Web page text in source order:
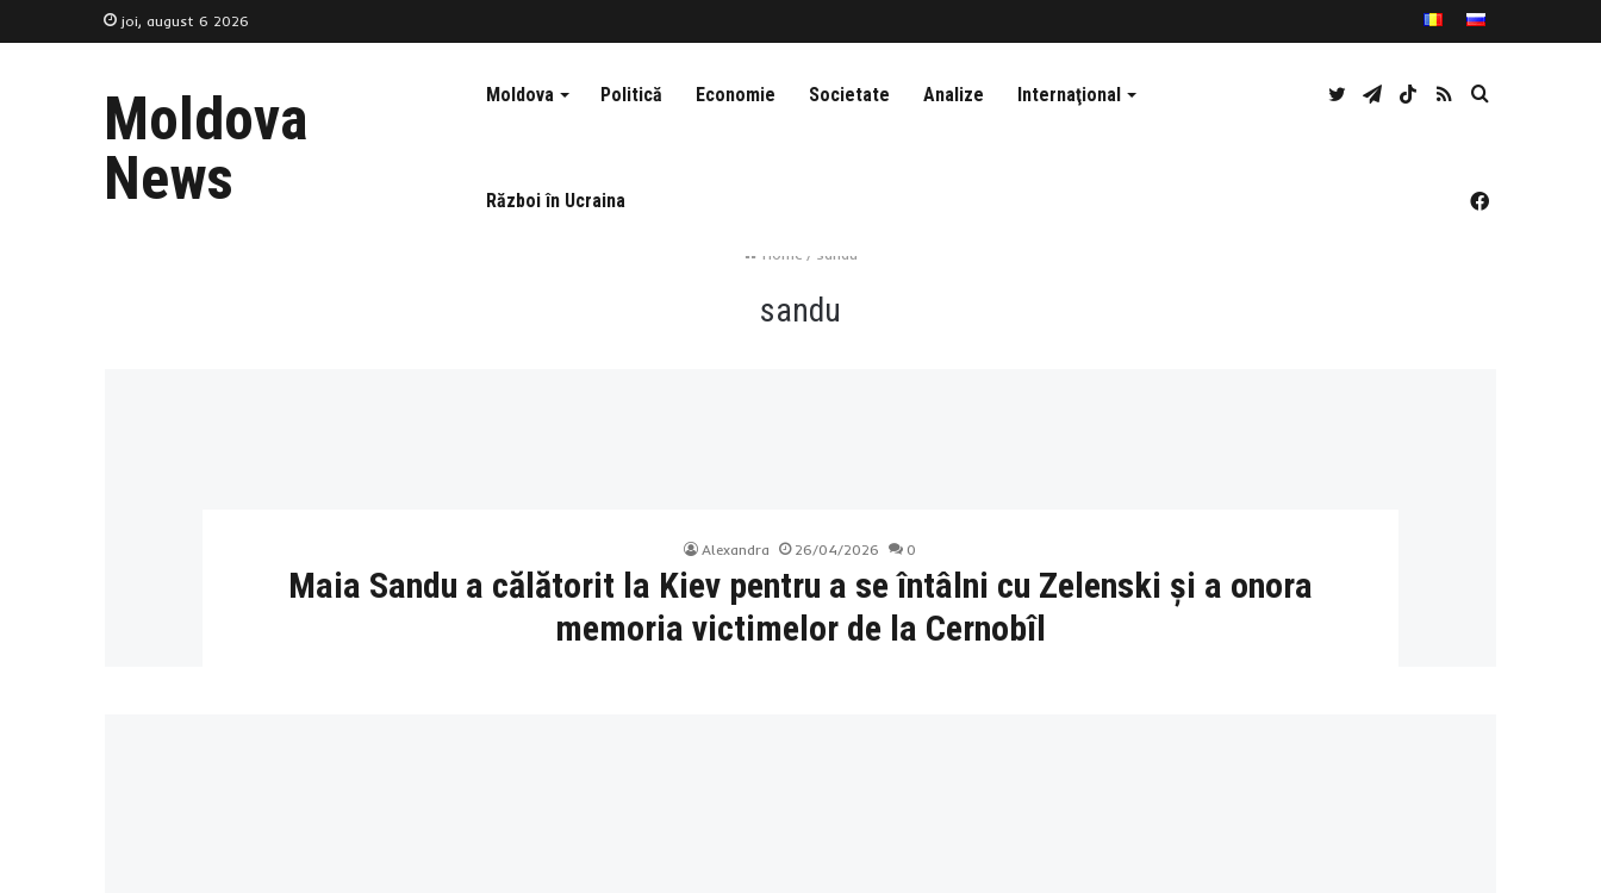
joi, august 6 2026
Moldova
News
Moldova Politică Economie Societate Analize Internaţional
Război în Ucraina
Caută
RSS
TikTok
Telegram
Twitter
Facebook
Home / sandu
sandu
Alexandra 26/04/2026 0
Maia Sandu a călătorit la Kiev pentru a se întâlni cu Zelenski și a onora
memoria victimelor de la Cernobîl